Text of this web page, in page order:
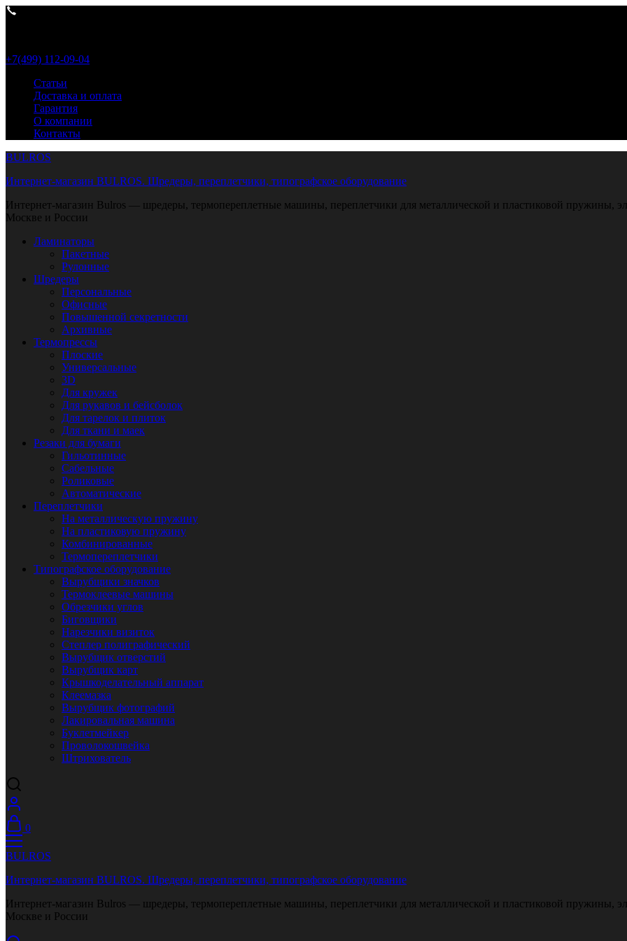
+7(499) 112-09-04
Статьи
Доставка и оплата
Гарантия
О компании
Контакты
BULROS
Интернет-магазин BULROS. Шредеры, переплетчики, типографское оборудование
Интернет-магазин Bulros — шредеры, термопереплетные машины, переплетчики для металлической и пластиковой пружины,
Москве и России
Ламинаторы
Пакетные
Рулонные
Шредеры
Персональные
Офисные
Повышенной секретности
Архивные
Термопрессы
Плоские
Универсальные
3D
Для кружек
Для рукавов и бейсболок
Для тарелок и плиток
Для ткани и маек
Резаки для бумаги
Гильотинные
Сабельные
Роликовые
Автоматические
Переплетчики
На металлическую пружину
На пластиковую пружину
Комбинированные
Термопереплетчики
Типографское оборудование
Вырубщики значков
Термоклеевые машины
Обрезчики углов
Биговщики
Нарезчики визиток
Степлер полиграфический
Вырубщик отверстий
Вырубщик карт
Крышкоделательный аппарат
Клеемазка
Вырубщик фотографий
Лакировальная машина
Буклетмейкер
Проволокошвейка
Штрихователь
0
BULROS
Интернет-магазин BULROS. Шредеры, переплетчики, типографское оборудование
Интернет-магазин Bulros — шредеры, термопереплетные машины, переплетчики для металлической и пластиковой пружины,
Москве и России